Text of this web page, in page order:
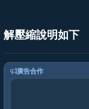
解壓縮說明如下
廣告合作